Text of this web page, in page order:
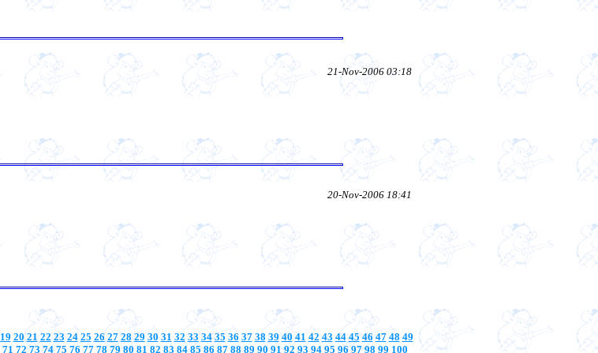
21-Nov-2006 03:18
20-Nov-2006 18:41
19 20 21 22 23 24 25 26 27 28 29 30 31 32 33 34 35 36 37 38 39 40 41 42 43 44 45 46 47 48 49
71 72 73 74 75 76 77 78 79 80 81 82 83 84 85 86 87 88 89 90 91 92 93 94 95 96 97 98 99 100